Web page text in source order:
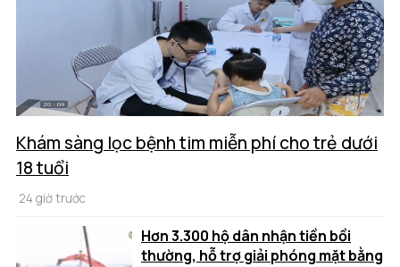
Khám sàng lọc bệnh tim miễn phí cho trẻ dưới
18 tuổi
24 giờ trước
Hơn 3.300 hộ dân nhận tiền bồi
thường, hỗ trợ giải phóng mặt bằng